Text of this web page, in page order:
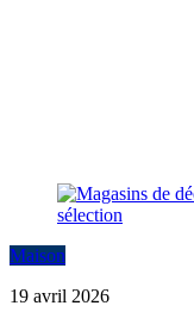
Maison
19 avril 2026